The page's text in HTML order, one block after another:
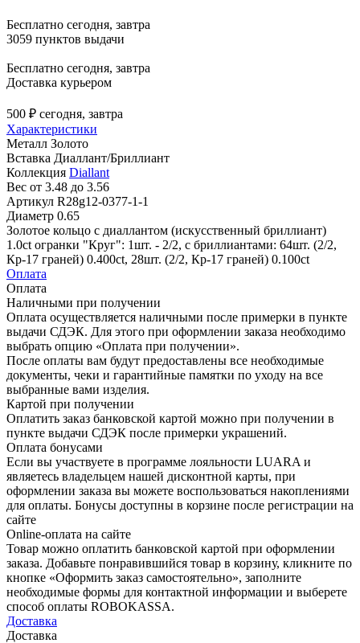
Бесплатно сегодня, завтра
3059 пунктов выдачи
Бесплатно сегодня, завтра
Доставка курьером
500 ₽ сегодня, завтра
Характеристики
Металл Золото
Вставка Диаллант/Бриллиант
Коллекция Diallant
Вес от 3.48 до 3.56
Артикул R28g12-0377-1-1
Диаметр 0.65
Золотое кольцо с диаллантом (искусственный бриллиант)
1.0ct огранки "Круг": 1шт. - 2/2, с бриллиантами: 64шт. (2/2,
Кр-17 граней) 0.400ct, 28шт. (2/2, Кр-17 граней) 0.100ct
Оплата
Оплата
Наличными при получении
Оплата осуществляется наличными после примерки в пункте
выдачи СДЭК. Для этого при оформлении заказа необходимо
выбрать опцию «Оплата при получении».
После оплаты вам будут предоставлены все необходимые
документы, чеки и гарантийные памятки по уходу на все
выбранные вами изделия.
Картой при получении
Оплатить заказ банковской картой можно при получении в
пункте выдачи СДЭК после примерки украшений.
Оплата бонусами
Если вы участвуете в программе лояльности LUARA и
являетесь владельцем нашей дисконтной карты, при
оформлении заказа вы можете воспользоваться накоплениями
для оплаты. Бонусы доступны в корзине после регистрации на
сайте
Online-оплата на сайте
Товар можно оплатить банковской картой при оформлении
заказа. Добавьте понравившийся товар в корзину, кликните по
кнопке «Оформить заказ самостоятельно», заполните
необходимые формы для контактной информации и выберете
способ оплаты ROBOKASSA.
Доставка
Доставка